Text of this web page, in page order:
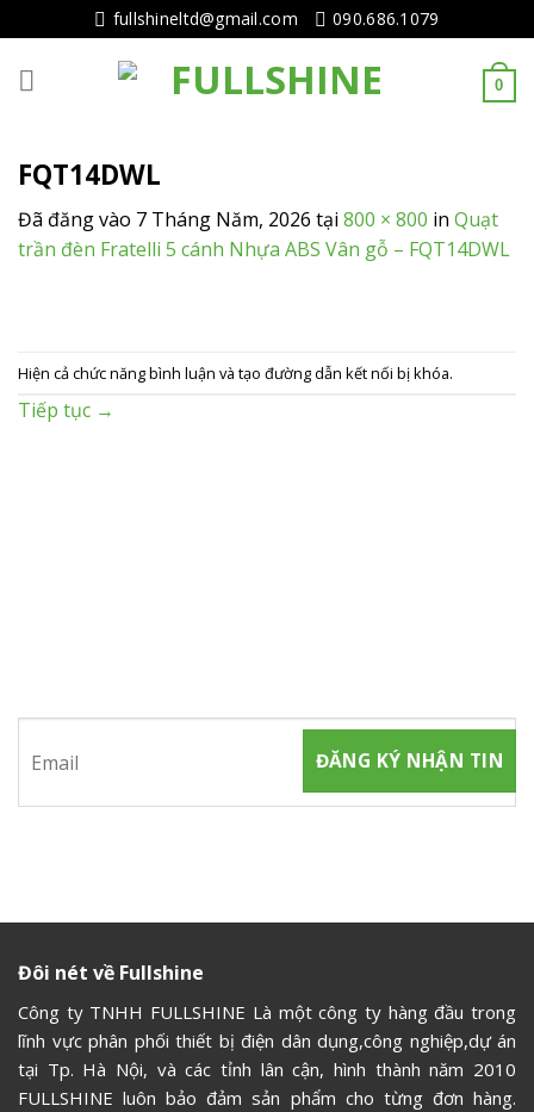
tục
tới
fullshineltd@gmail.com 090.686.1079
0
FQT14DWL
Đã đăng vào 7 Tháng Năm, 2026 tại 800 × 800 in Quạt
trần đèn Fratelli 5 cánh Nhựa ABS Vân gỗ – FQT14DWL
Hiện cả chức năng bình luận và tạo đường dẫn kết nối bị khóa.
Tiếp tục →
Đôi nét về Fullshine
Công ty TNHH FULLSHINE Là một công ty hàng đầu trong
lĩnh vực phân phối thiết bị điện dân dụng,công nghiệp,dự án
tại Tp. Hà Nội, và các tỉnh lân cận, hình thành năm 2010
FULLSHINE luôn bảo đảm sản phẩm cho từng đơn hàng.